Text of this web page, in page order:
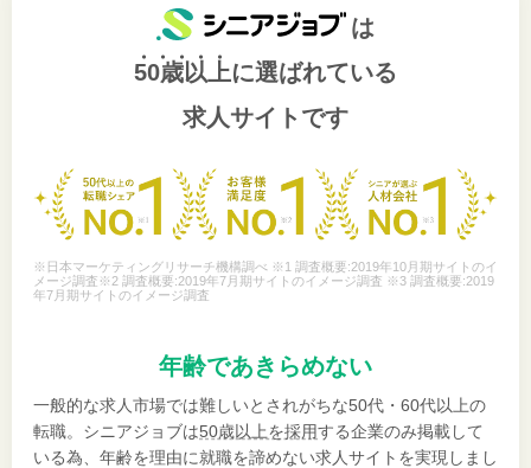
は
50歳以上に選ばれている
求人サイトです
※日本マーケティングリサーチ機構調べ ※1 調査概要:2019年10月期サイトのイ
メージ調査※2 調査概要:2019年7月期サイトのイメージ調査 ※3 調査概要:2019
年7月期サイトのイメージ調査
年齢であきらめない
一般的な求人市場では難しいとされがちな50代・60代以上の
転職。シニアジョブは50歳以上を採用する企業のみ掲載して
いる為、年齢を理由に就職を諦めない求人サイトを実現しまし